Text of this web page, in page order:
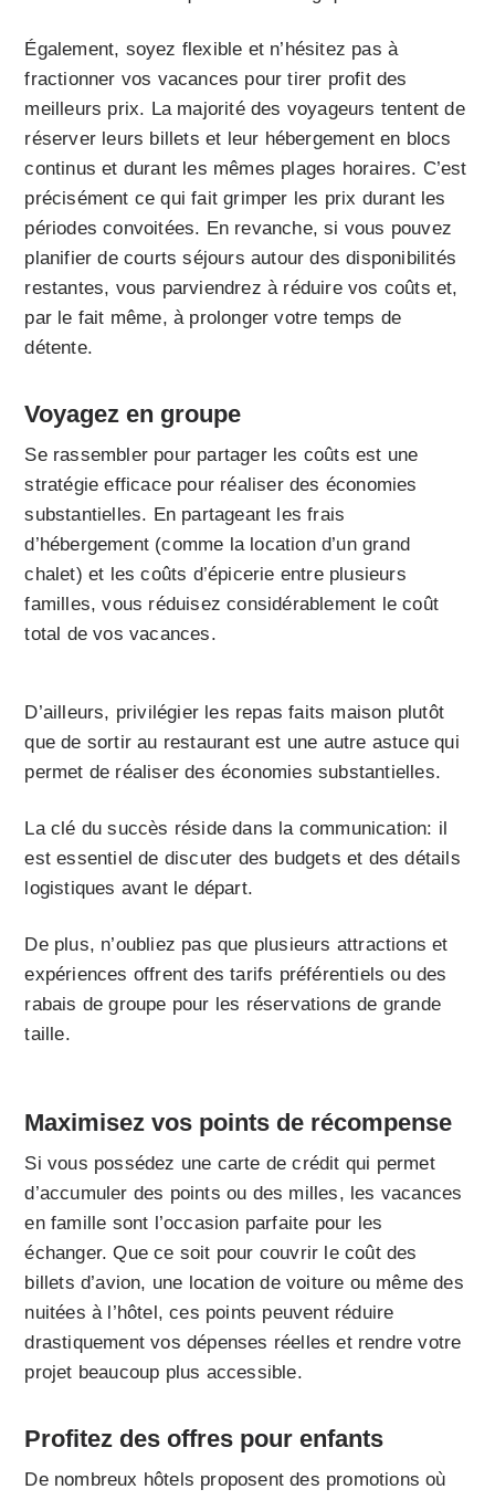
Également, soyez flexible et n’hésitez pas à
fractionner vos vacances pour tirer profit des
meilleurs prix. La majorité des voyageurs tentent de
réserver leurs billets et leur hébergement en blocs
continus et durant les mêmes plages horaires. C’est
précisément ce qui fait grimper les prix durant les
périodes convoitées. En revanche, si vous pouvez
planifier de courts séjours autour des disponibilités
restantes, vous parviendrez à réduire vos coûts et,
par le fait même, à prolonger votre temps de
détente.
Voyagez en groupe
Se rassembler pour partager les coûts est une
stratégie efficace pour réaliser des économies
substantielles. En partageant les frais
d’hébergement (comme la location d’un grand
chalet) et les coûts d’épicerie entre plusieurs
familles, vous réduisez considérablement le coût
total de vos vacances.
D’ailleurs, privilégier les repas faits maison plutôt
que de sortir au restaurant est une autre astuce qui
permet de réaliser des économies substantielles.
La clé du succès réside dans la communication: il
est essentiel de discuter des budgets et des détails
logistiques avant le départ.
De plus, n’oubliez pas que plusieurs attractions et
expériences offrent des tarifs préférentiels ou des
rabais de groupe pour les réservations de grande
taille.
Maximisez vos points de récompense
Si vous possédez une carte de crédit qui permet
d’accumuler des points ou des milles, les vacances
en famille sont l’occasion parfaite pour les
échanger. Que ce soit pour couvrir le coût des
billets d’avion, une location de voiture ou même des
nuitées à l’hôtel, ces points peuvent réduire
drastiquement vos dépenses réelles et rendre votre
projet beaucoup plus accessible.
Profitez des offres pour enfants
De nombreux hôtels proposent des promotions où